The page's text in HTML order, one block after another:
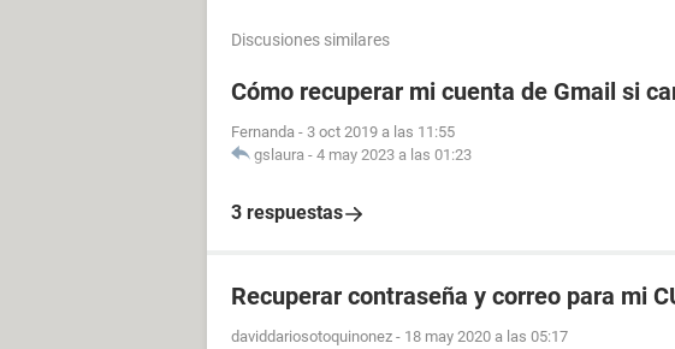
Discusiones similares
Cómo recuperar mi cuenta de Gmail si
Fernanda - 3 oct 2019 a las 11:55
gslaura - 4 may 2023 a las 01:23
3 respuestas
Recuperar contraseña y correo para mi
daviddariosotoquinonez - 18 may 2020 a las 05:17